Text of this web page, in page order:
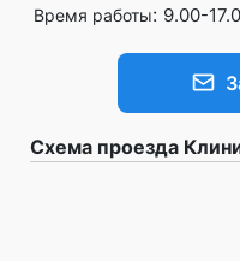
Время работы: 9.00-
Схема проезда